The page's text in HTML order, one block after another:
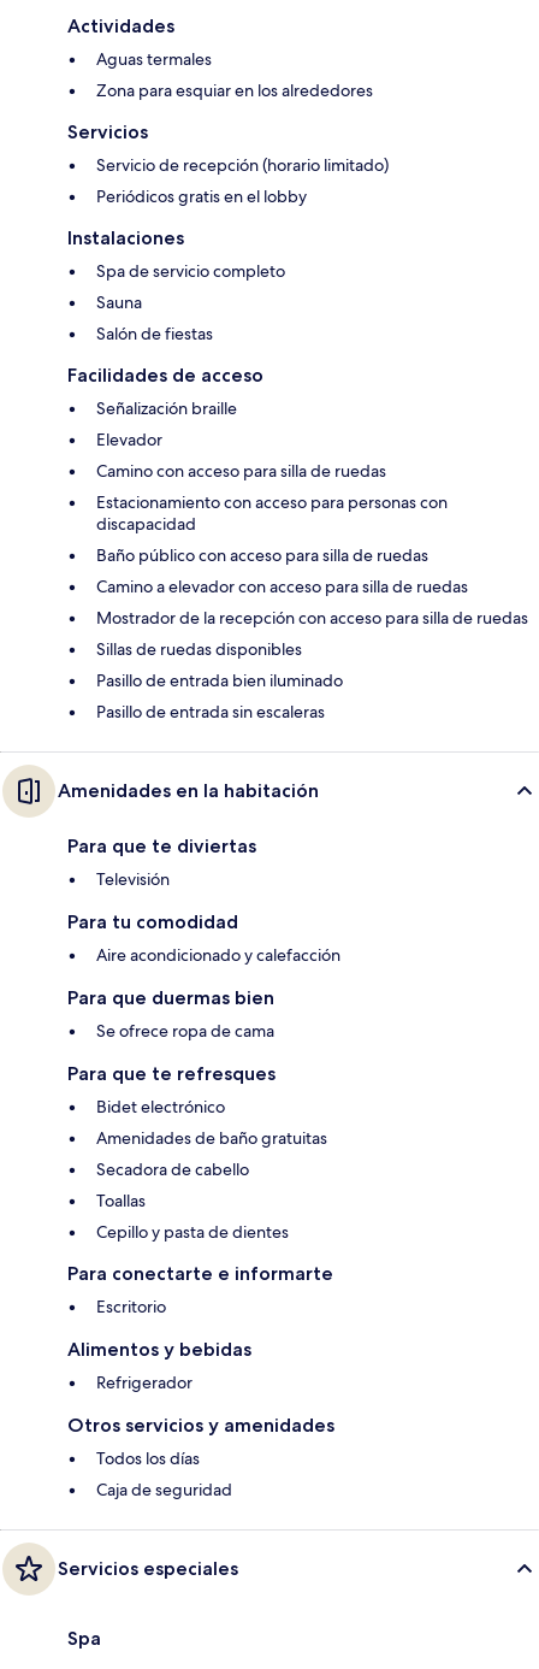
Actividades
Aguas termales
Zona para esquiar en los alrededores
Servicios
Servicio de recepción (horario limitado)
Periódicos gratis en el lobby
Instalaciones
Spa de servicio completo
Sauna
Salón de fiestas
Facilidades de acceso
Señalización braille
Elevador
Camino con acceso para silla de ruedas
Estacionamiento con acceso para personas con
discapacidad
Baño público con acceso para silla de ruedas
Camino a elevador con acceso para silla de ruedas
Mostrador de la recepción con acceso para silla de ruedas
Sillas de ruedas disponibles
Pasillo de entrada bien iluminado
Pasillo de entrada sin escaleras
Amenidades en la habitación
Para que te diviertas
Televisión
Para tu comodidad
Aire acondicionado y calefacción
Para que duermas bien
Se ofrece ropa de cama
Para que te refresques
Bidet electrónico
Amenidades de baño gratuitas
Secadora de cabello
Toallas
Cepillo y pasta de dientes
Para conectarte e informarte
Escritorio
Alimentos y bebidas
Refrigerador
Otros servicios y amenidades
Todos los días
Caja de seguridad
Servicios especiales
Spa